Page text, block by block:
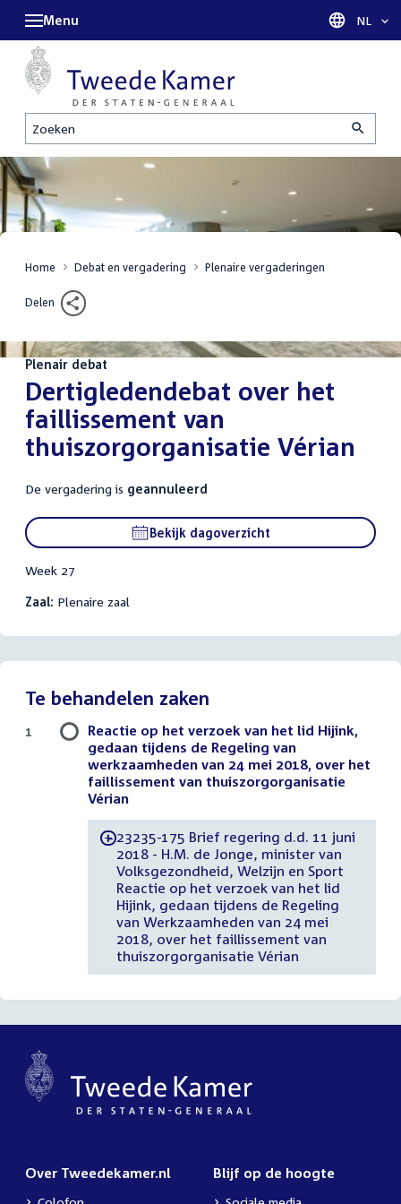
Zoeken
Menu Taal
NL
Home Debat en vergadering Plenaire vergaderingen
Delen
Plenair debat
:Dertigledendebat over het
faillissement van
thuiszorgorganisatie Vérian
De vergadering is geannuleerd
Bekijk dagoverzicht
Week 27
Zaal: Plenaire zaal
Te behandelen zaken
Reactie op het verzoek van het lid Hijink,
gedaan tijdens de Regeling van
werkzaamheden van 24 mei 2018, over het
faillissement van thuiszorgorganisatie
Vérian
-23235-175 Brief regering d.d. 11 juni
2018 - H.M. de Jonge, minister van
Volksgezondheid, Welzijn en Sport
Reactie op het verzoek van het lid
Hijink, gedaan tijdens de Regeling
van Werkzaamheden van 24 mei
2018, over het faillissement van
thuiszorgorganisatie Vérian
1
Over Tweedekamer.nl Blijf op de hoogte